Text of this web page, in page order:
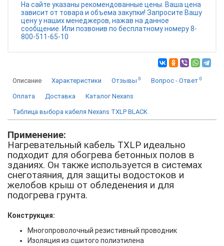
На сайте указаны рекомендованные цены. Ваша цена
зависит от товара и объема закупки! Запросите Вашу
цену у наших менеджеров, нажав на данное
сообщение. Или позвонив по бесплатному номеру 8-
800-511-65-10
Описание Характеристики Отзывы 0 Вопрос - Ответ 0
Оплата Доставка Каталог Nexans
Таблица выбора кабеля Nexans TXLP BLACK
Применение:
Нагревательный кабель TXLP идеально
подходит для обогрева бетонных полов в
зданиях. Он также используется в системах
снеготаяния, для защиты водостоков и
желобов крыш от обледенения и для
подогрева грунта.
Конструкция:
Многопроволочный резистивный проводник
Изоляция из сшитого полиэтилена